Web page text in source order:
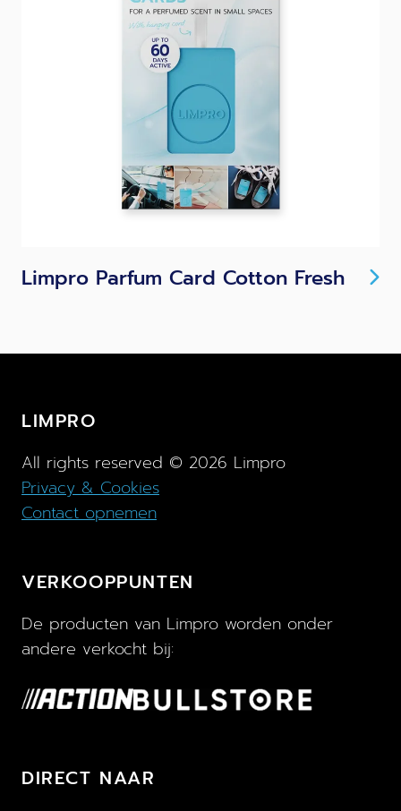
Limpro Parfum Card Cotton Fresh
LIMPRO
All rights reserved © 2026 Limpro
Privacy & Cookies
Contact opnemen
VERKOOPPUNTEN
De producten van Limpro worden onder
andere verkocht bij:
DIRECT NAAR